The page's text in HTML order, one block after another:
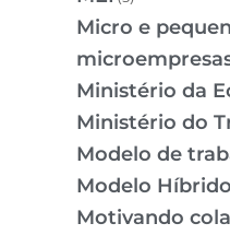
Micro e
Ministério da
Ministério do
Modelo de
Modelo
Motivando